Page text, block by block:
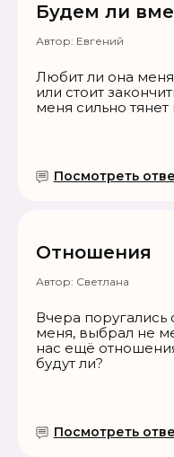
Будем ли
Автор: Евгений
Любит ли она
или стоит
меня сильно
Посмотреть
Отношения
Автор: Светлана
Вчера
меня, выбрал не
нас ещё
будут ли?
Посмотреть